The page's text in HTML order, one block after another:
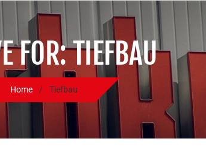
FOR: TIEFBAU
Home / Tiefbau